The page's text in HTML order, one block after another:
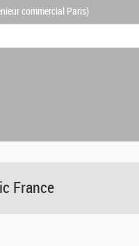
commercial Paris)
France